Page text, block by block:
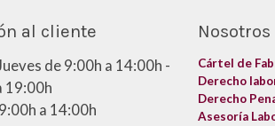
al cliente
de 9:00h a 14:00h -
19:00h
a 14:00h
Nosotros
Cártel de
Derecho
Derecho
Asesoría